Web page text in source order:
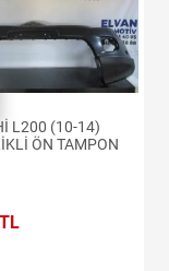
L200 (10-14)
ÖN TAMPON